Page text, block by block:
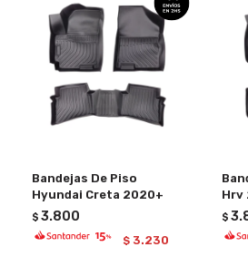
Bandejas De Piso
Hyundai Creta 2020+
$ 3.800
$ 3.230
Hrv
$